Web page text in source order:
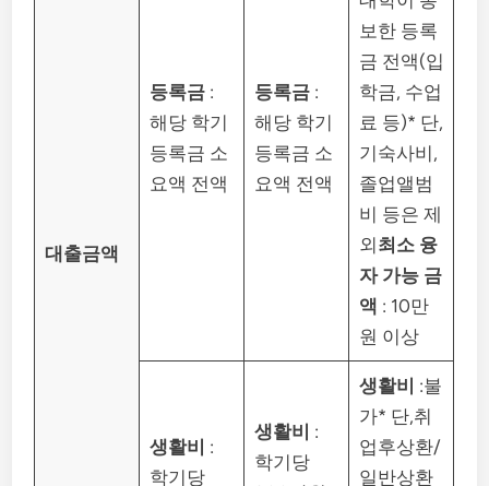
대출금액
등록금:
해당 학기
등록금 소
요액 전액
등록금:
해당 학기
등록금 소
요액 전액
보한 등록
금 전액(입
학금, 수업
료 등)* 단,
기숙사비,
졸업앨범
비 등은 제
외 최소 융
자 가능 금
액 : 10만
원 이상
생활비 :
학기당
생활비 :
학기당
생활비 :불
가* 단,취
업후상환/
일반상환